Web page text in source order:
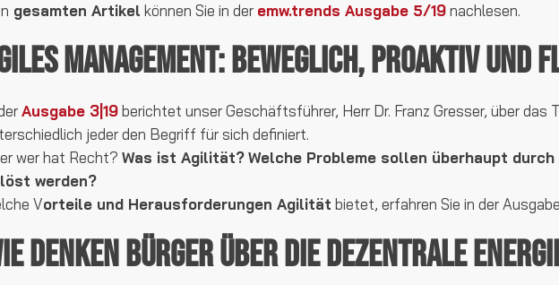
gesamten Artikel können Sie in der emw.trends Ausgabe 5/19nachlesen.
Management: Beweglich, proaktiv und
Ausgabe 3|19berichtet unser Geschäftsführer, Herr Dr. Franz Gresser, über das
jeder den Begriff für sich definiert.
wer hat Recht? Was ist Agilität?Welche Probleme sollen überhaupt durch
werden?
Vorteile und Herausforderungen Agilität bietet, erfahren Sie in der
denken Bürger über die dezentrale